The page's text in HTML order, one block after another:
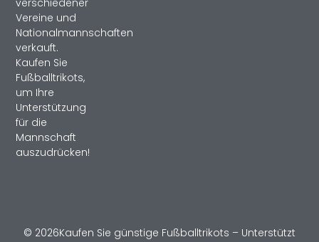
verschiedener
Vereine und
Nationalmannschaften
verkauft.
Kaufen Sie
Fußballtrikots,
um Ihre
Unterstützung
für die
Mannschaft
auszudrücken!
© 2026Kaufen Sie günstige Fußballtrikots – Unterstützt